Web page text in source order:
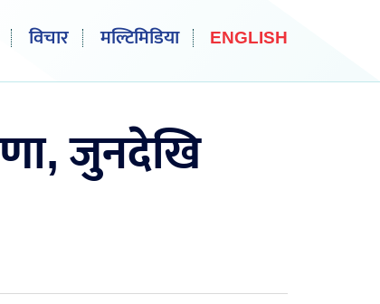
विचार मल्टिमिडिया ENGLISH
जुनदेखि